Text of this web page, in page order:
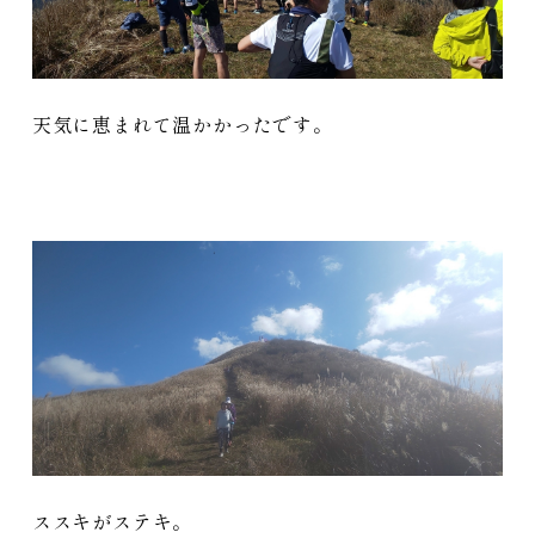
天気に恵まれて温かかったです。
ススキがステキ。